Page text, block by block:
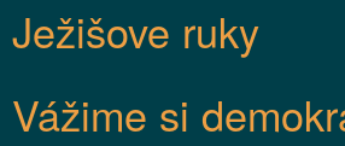
Ježišove ruky
Vážime si